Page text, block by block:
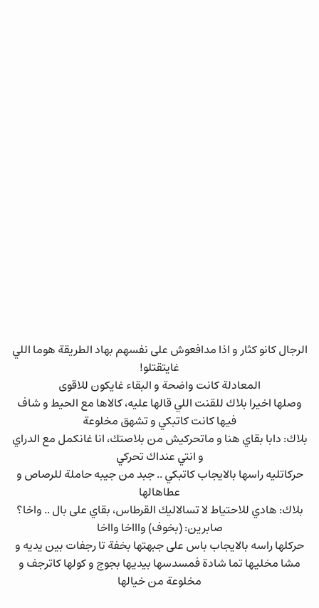
الرجال كانو كثار و اذا مدافعوش على نفسهم بهاد الطريقة هوما اللي
غايتقتلو!
المعادلة كانت واضحة و البقاء غايكون للاقوى
وصلها اخيرا بلاك للقنت اللي قالها عليه، كالاها مع الحيط و شاف
فيها كانت كاتبكي و تشهق مخلوعة
بلاك: دابا بقاي هنا و ماتحركيش من بلاصتك، انا غانكمل مع الدراي
و انتي عنداك تحركي
حركاتليه راسها بالايجاب كاتبكي .. جبد من جيبه حاملة للرصاص و
عطاهالها
بلاك: هادي للاحتياط لا تسالاليك القرطاس، بقاي على بال .. واخا؟
صابرين: (بخوف) واااخا وااخا
حركلها راسه بالايجاب باس على جبهتها بخفة تا رجفات بين يديه و
مشا مخليها تما شادة فمسدسها بيديها بجوج و كولها كاترجف و
مخلوعة من خيالها